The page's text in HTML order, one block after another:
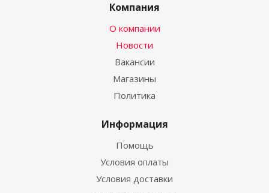
Компания
О компании
Новости
Вакансии
Магазины
Политика
Информация
Помощь
Условия оплаты
Условия доставки